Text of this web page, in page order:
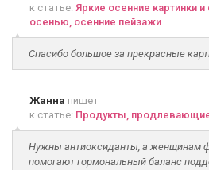
к статье: Яркие осенние картинки
осенью, осенние пейзажи
Спасибо большое за прекрасные
Жанна пишет
к статье: Продукты,
Нужны антиоксиданты, а женщинам
помогают гормональный баланс